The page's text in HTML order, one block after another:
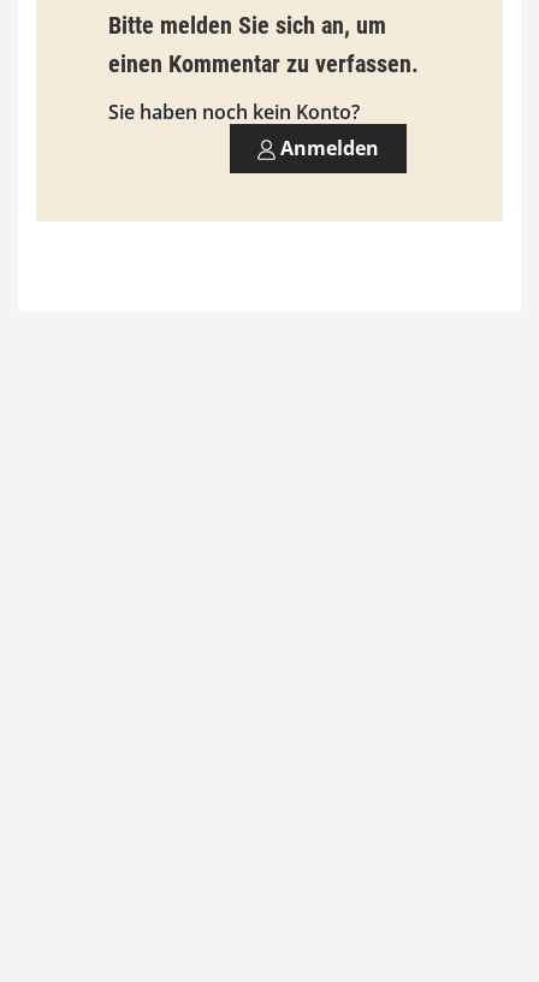
i
s
9
0
Bitte melden Sie sich an, um
einen Kommentar zu verfassen.
Sie haben noch kein Konto?
Anmelden